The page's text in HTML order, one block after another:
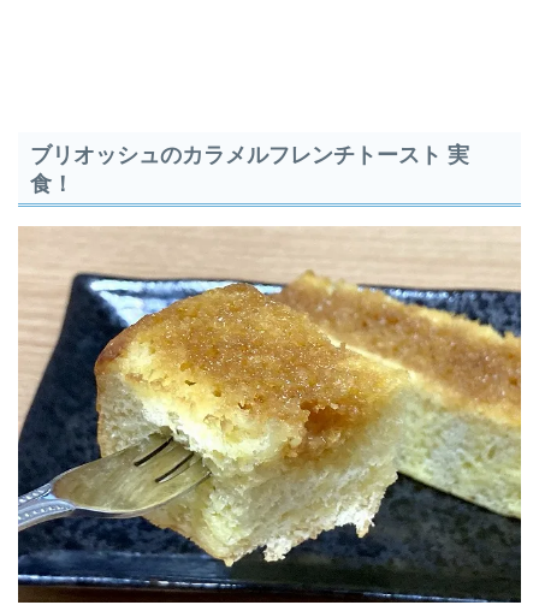
ブリオッシュのカラメルフレンチトースト 実
食！